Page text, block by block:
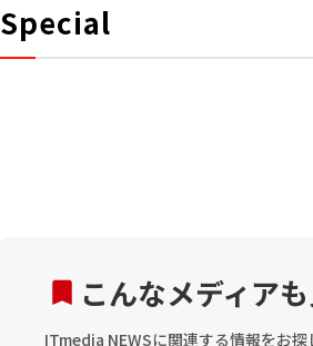
Special
こんなメディア
ITmedia NEWSに関連する情報をお探